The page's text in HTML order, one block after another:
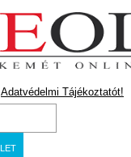
Adatvédelmi Tájékoztatót!